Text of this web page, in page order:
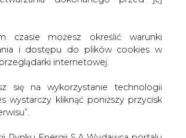
SIĘ DO NEWSLETTERA
dotyczących przetwarzania
danych osobowych, w tym
przysługujących Państwu
się w